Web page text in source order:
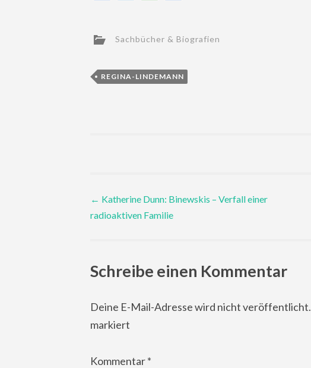
Sachbücher & Biografien
REGINA-LINDEMANN
Post
← Katherine Dunn: Binewskis – Verfall einer
radioaktiven Familie
Schreibe einen Kommentar
Deine E-Mail-Adresse wird nicht veröffentlicht.
markiert
Kommentar*